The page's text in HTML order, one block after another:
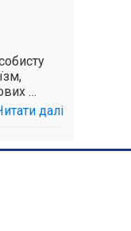
…
далі